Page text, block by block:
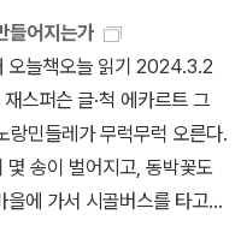
래세대를 위한 우리말과 문해
보았습니다》, 《우리말꽃》,
, 《우리말 수수께끼 동시》,
마음 읽기》를 썼다. blog.na
에 싹 쓸어가…“한국 너무
mnews/
종이(사서자격증)’가 아닌
일하는 시골하루가 반짝인
는 “손수 사읽은 책”을 책
책이 아닌, 시골이건 서울
깃든 마을빛을 살리면서 온누
고서 건사하고 이웃이랑 나
이부터 숲에 드넓어야 얻는
어지는가
오늘책오늘 읽기 2024.3.2
스퍼슨 글·척 에카르트 그
민들레가 무럭무럭 오른다.
송이 벌어지고, 동박꽃도
을에 가서 시골버스를 타고